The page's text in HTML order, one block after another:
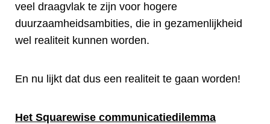
veel draagvlak te zijn voor hogere
duurzaamheidsambities, die in gezamenlijkheid
wel realiteit kunnen worden.
En nu lijkt dat dus een realiteit te gaan worden!
Het Squarewise communicatiedilemma